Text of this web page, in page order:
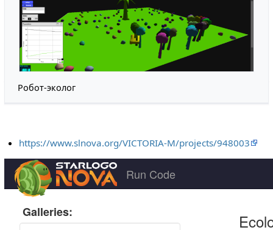
Робот-эколог
https://www.slnova.org/VICTORIA-M/projects/948003